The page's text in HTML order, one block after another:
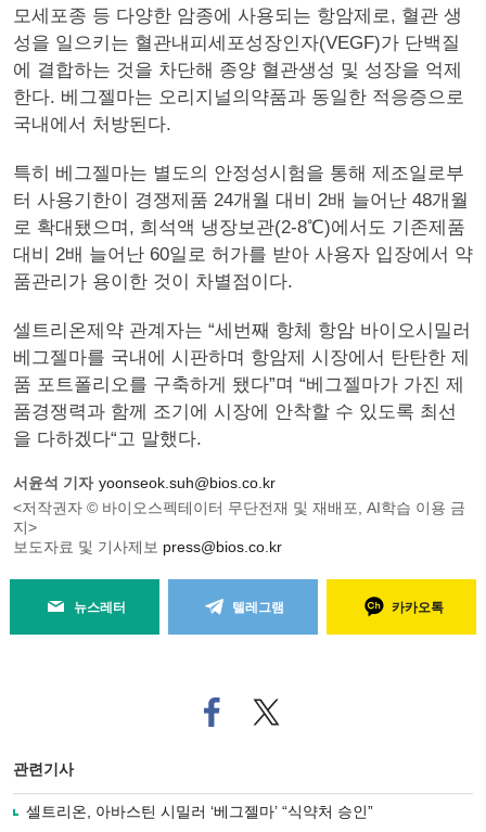
모세포종 등 다양한 암종에 사용되는 항암제로, 혈관 생
성을 일으키는 혈관내피세포성장인자(VEGF)가 단백질
에 결합하는 것을 차단해 종양 혈관생성 및 성장을 억제
한다. 베그젤마는 오리지널의약품과 동일한 적응증으로
국내에서 처방된다.
특히 베그젤마는 별도의 안정성시험을 통해 제조일로부
터 사용기한이 경쟁제품 24개월 대비 2배 늘어난 48개월
로 확대됐으며, 희석액 냉장보관(2-8℃)에서도 기존제품
대비 2배 늘어난 60일로 허가를 받아 사용자 입장에서 약
품관리가 용이한 것이 차별점이다.
셀트리온제약 관계자는 “세번째 항체 항암 바이오시밀러
베그젤마를 국내에 시판하며 항암제 시장에서 탄탄한 제
품 포트폴리오를 구축하게 됐다”며 “베그젤마가 가진 제
품경쟁력과 함께 조기에 시장에 안착할 수 있도록 최선
을 다하겠다“고 말했다.
서윤석 기자 yoonseok.suh@bios.co.kr
<저작권자 © 바이오스펙테이터 무단전재 및 재배포, AI학습 이용 금
지>
보도자료 및 기사제보 press@bios.co.kr
뉴스레터 텔레그램 카카오톡
페
이
로
트위
터로
관련기사
셀트리온, 아바스틴 시밀러 ‘베그젤마’ “식약처 승인”